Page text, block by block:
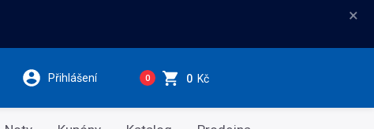
×
Přihlášení 0 0 Kč